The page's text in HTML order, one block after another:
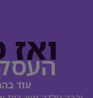
עוד